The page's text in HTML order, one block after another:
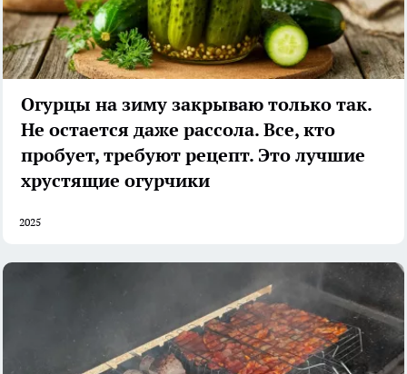
Огурцы на зиму закрываю только так.
Не остается даже рассола. Все, кто
пробует, требуют рецепт. Это лучшие
хрустящие огурчики
2025